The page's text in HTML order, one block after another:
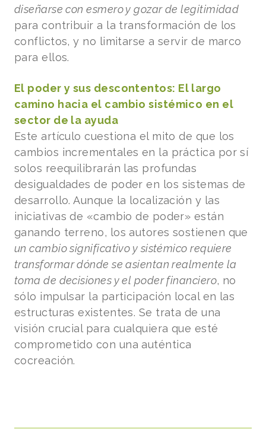
diseñarse con esmero y gozar de legitimidad
para contribuir a la transformación de los
conflictos, y no limitarse a servir de marco
para ellos.
El poder y sus descontentos: El largo
camino hacia el cambio sistémico en el
sector de la ayuda
Este artículo cuestiona el mito de que los
cambios incrementales en la práctica por sí
solos reequilibrarán las profundas
desigualdades de poder en los sistemas de
desarrollo. Aunque la localización y las
iniciativas de «cambio de poder» están
ganando terreno, los autores sostienen que
un cambio significativo y sistémico requiere
transformar dónde se asientan realmente la
toma de decisiones y el poder financiero, no
sólo impulsar la participación local en las
estructuras existentes. Se trata de una
visión crucial para cualquiera que esté
comprometido con una auténtica
cocreación.